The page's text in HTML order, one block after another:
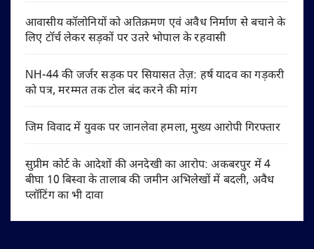
आवासीय कॉलोनियों को अतिक्रमण एवं अवैध निर्माण से बचाने के
लिए टॉर्च लेकर सड़कों पर उतरे भोपाल के रहवासी
NH-44 की जर्जर सड़क पर सियासत तेज़: हर्ष यादव का गड़करी
को पत्र, मरम्मत तक टोल बंद करने की मांग
जिम विवाद में युवक पर जानलेवा हमला, मुख्य आरोपी गिरफ्तार
सुप्रीम कोर्ट के आदेशों की अनदेखी का आरोप: अकबरपुर में 4
बीघा 10 बिस्वा के तालाब की जमीन अभिलेखों में बदली, अवैध
प्लॉटिंग का भी दावा